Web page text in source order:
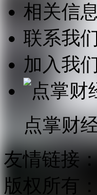
相关信
联系我们
加入我们
点掌财
友情链接
版权所有：